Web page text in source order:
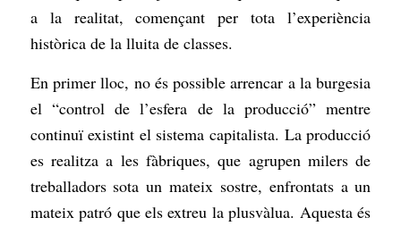
a la realitat, començant per tota l’experiència
històrica de la lluita de classes.
En primer lloc, no és possible arrencar a la burgesia
el “control de l’esfera de la producció” mentre
continuï existint el sistema capitalista. La producció
es realitza a les fàbriques, que agrupen milers de
treballadors sota un mateix sostre, enfrontats a un
mateix patró que els extreu la plusvàlua. Aquesta és